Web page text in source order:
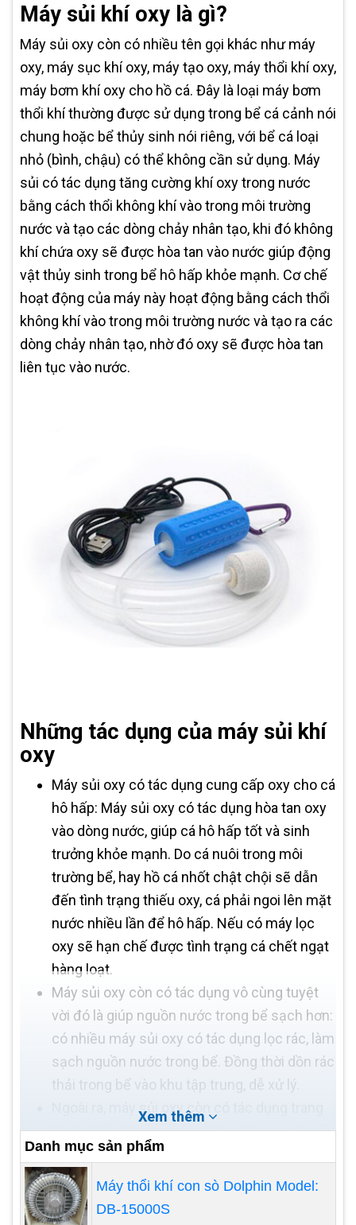
Máy sủi khí oxy là gì?
Máy sủi oxy còn có nhiều tên gọi khác như máy
oxy, máy sục khí oxy, máy tạo oxy, máy thổi khí oxy,
máy bơm khí oxy cho hồ cá. Đây là loại máy bơm
thổi khí thường được sử dụng trong bể cá cảnh nói
chung hoặc bể thủy sinh nói riêng, với bể cá loại
nhỏ (bình, chậu) có thể không cần sử dụng. Máy
sủi có tác dụng tăng cường khí oxy trong nước
bằng cách thổi không khí vào trong môi trường
nước và tạo các dòng chảy nhân tạo, khi đó không
khí chứa oxy sẽ được hòa tan vào nước giúp động
vật thủy sinh trong bể hô hấp khỏe mạnh. Cơ chế
hoạt động của máy này hoạt động bằng cách thổi
không khí vào trong môi trường nước và tạo ra các
dòng chảy nhân tạo, nhờ đó oxy sẽ được hòa tan
liên tục vào nước.
Những tác dụng của máy sủi khí
oxy
Máy sủi oxy có tác dụng cung cấp oxy cho cá
hô hấp: Máy sủi oxy có tác dụng hòa tan oxy
vào dòng nước, giúp cá hô hấp tốt và sinh
trưởng khỏe mạnh. Do cá nuôi trong môi
trường bể, hay hồ cá nhốt chật chội sẽ dẫn
đến tình trạng thiếu oxy, cá phải ngoi lên mặt
nước nhiều lần để hô hấp. Nếu có máy lọc
oxy sẽ hạn chế được tình trạng cá chết ngạt
hàng loạt.
Máy sủi oxy còn có tác dụng vô cùng tuyệt
vời đó là giúp nguồn nước trong bể sạch hơn:
có nhiều máy sủi oxy có tác dụng lọc rác, làm
sạch nguồn nước trong bể. Đồng thời dồn rác
thải trong bể vào khu tập trung, dễ xử lý.
Ngoài ra, máy sủi oxy còn có tác dụng trang
trí cho bể cá thủy sinh: những dòng nước sủi
bọt không những giúp cá hô hấp tốt hơn mà
còn trang tri cho bể cá nhà bạn sinh động
hơn rất nhiều.
Xem thêm
Danh mục sản phẩm
Máy thổi khí con sò Dolphin Model:
DB-15000S